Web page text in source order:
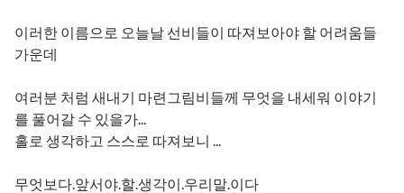
이러한 이름으로 오늘날 선비들이 따져보아야 할 어려움들
가운데
여러분 처럼 새내기 마련그림비들께 무엇을 내세워 이야기
를 풀어갈 수 있을가...
홀로 생각하고 스스로 따져보니 ...
무엇보다.앞서야.할.생각이.우리말.이다